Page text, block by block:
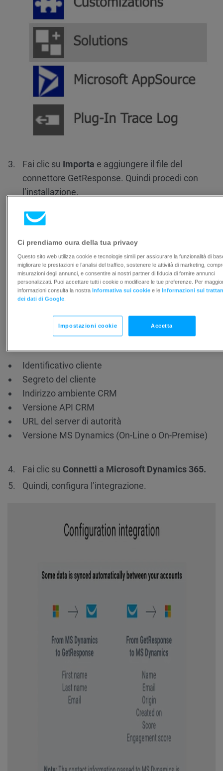
Fai clic su Importa e aggiungere il file del
connettore GetResponse. Quindi procedi con
l’installazione.
disponibile una nuova area in Microsoft
Attivazione di Microsoft Dynamics 365 in
GetResponse
Nel tuo account GetResponse, vai aIntegrazioni
Connetti.
Identificativo cliente
Segreto del cliente
Indirizzo ambiente CRM
Versione API CRM
URL del server di autorità
Versione MS Dynamics (On-Line o On-Premise)
Fai clic su Connetti a Microsoft Dynamics 365.
Quindi, configura l’integrazione.
Ci prendiamo cura della tua privacy
Questo sito web utilizza cookie e tecnologie simili per assicurare la funzionalità di
migliorare le prestazioni e l’analisi del traffico, sostenere le attività di marketing,
misurazioni degli annunci, e consentire ai nostri partner di fiducia di fornire annunci
personalizzati. Puoi accettare tutti i cookie o modificare le tue preferenze. Per
informazioni consulta la nostra Informativa sui cookiee le Informazioni sul
dei dati di Google.
Impostazioni cookie Accetta